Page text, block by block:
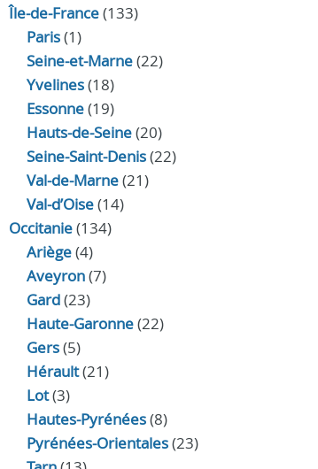
Île-de-France(133)
Paris(1)
Seine-et-Marne(22)
Yvelines(18)
Essonne(19)
Hauts-de-Seine(20)
Seine-Saint-Denis(22)
Val-de-Marne(21)
Val-d’Oise(14)
Occitanie(134)
Ariège(4)
Aveyron(7)
Gard(23)
Haute-Garonne(22)
Gers(5)
Hérault(21)
Lot(3)
Hautes-Pyrénées(8)
Pyrénées-Orientales(23)